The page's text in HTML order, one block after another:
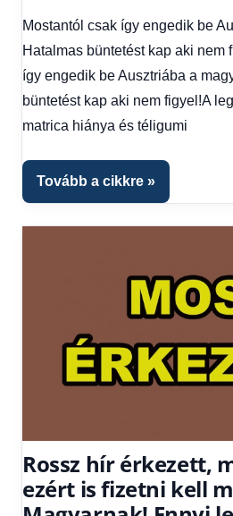
hírek,
Hírek
Hírek
Mostantól csak így engedik be
Hatalmas büntetést kap aki nem
így engedik be Ausztriába a
büntetést kap aki nem figyel!A
matrica hiánya és téligumi
Tovább a cikkre
Rossz hír érkezett,
ezért is fizetni kell